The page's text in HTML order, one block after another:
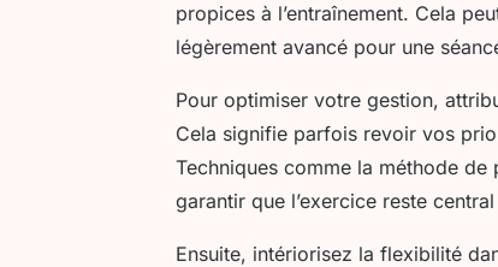
propices à l’entraînement. Cela
légèrement avancé pour une
Pour optimiser votre gestion,
Cela signifie parfois revoir vos
Techniques comme la méthode
garantir que l’exercice reste
Ensuite, intériorisez la flexibilité